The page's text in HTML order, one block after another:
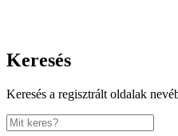
Keresés
Keresés a regisztrált oldalak